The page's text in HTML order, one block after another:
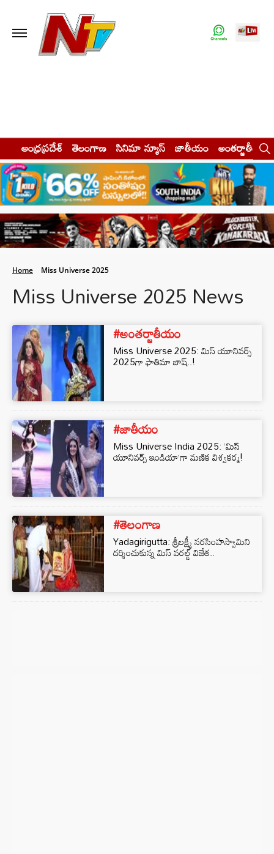
ఆంధ్రప్రదేశ్ తెలంగాణ సినిమా న్యూస్ జాతీయం అంతర్జాతీయం
Home Miss Universe 2025
Miss Universe 2025 News
#అంతర్జాతీయం
Miss Universe 2025: మిస్ యూనివర్స్
2025గా ఫాతిమా బాష్..!
#జాతీయం
Miss Universe India 2025: ‘మిస్‌
యూనివర్స్‌ ఇండియా’గా మణిక విశ్వకర్మ!
#తెలంగాణ
Yadagirigutta: శ్రీలక్ష్మీ నరసింహస్వామిని
దర్శించుకున్న మిస్ వరల్డ్ విజేత..